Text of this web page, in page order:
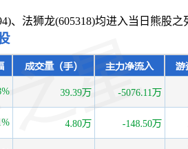
法狮龙(605318)均进入当日熊股之